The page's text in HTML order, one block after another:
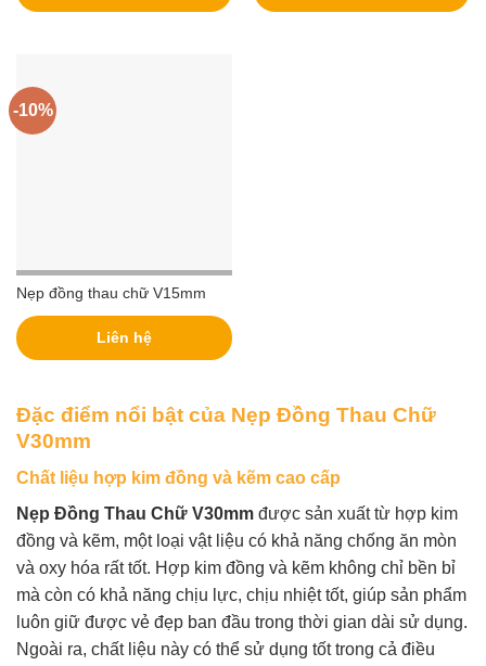
-10%
Nẹp đồng thau chữ V15mm
Liên hệ
Đặc điểm nổi bật của Nẹp Đồng Thau Chữ
V30mm
Chất liệu hợp kim đồng và kẽm cao cấp
Nẹp Đồng Thau Chữ V30mm được sản xuất từ hợp kim
đồng và kẽm, một loại vật liệu có khả năng chống ăn mòn
và oxy hóa rất tốt. Hợp kim đồng và kẽm không chỉ bền bỉ
mà còn có khả năng chịu lực, chịu nhiệt tốt, giúp sản phẩm
luôn giữ được vẻ đẹp ban đầu trong thời gian dài sử dụng.
Ngoài ra, chất liệu này có thể sử dụng tốt trong cả điều